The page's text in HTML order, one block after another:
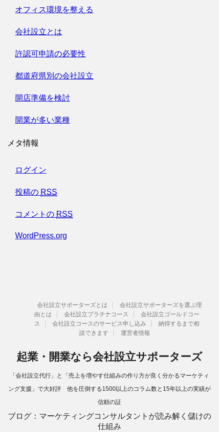
オフィス環境を整える
会社設立とは
許認可申請の必要性
都道府県別の会社設立
開店準備を検討
開業が多い業種
メタ情報
ログイン
投稿の RSS
コメントの RSS
WordPress.org
会社設立サポーターズとは
会社設立サポーターズを選ぶ理
由とは
会社設立プラチナコース
会社設立ゴールドコー
ス
会社設立コースのサービス申し込み
納得するまで相
談できます
運営者情報
起業・開業なら会社設立サポーターズ
「会社設立代行」と「売上を増やす仕組みの作り方が良く分かるマーケティ
ング支援」で大好評 他を圧倒する1500以上のコラム数と15年以上の実績が
信頼の証
ブログ：マーケティングコンサルタントが読み解く儲けの
仕組み